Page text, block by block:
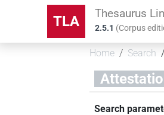
TLA Thesaurus
2.5.1 (Corpus
Home Search
Search